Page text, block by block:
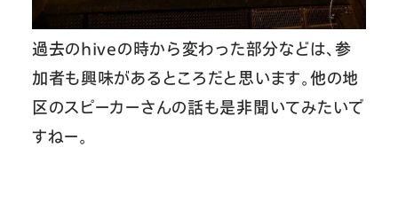
過去のhiveの時から変わった部分などは、参
加者も興味があるところだと思います。他の地
区のスピーカーさんの話も是非聞いてみたいで
すねー。